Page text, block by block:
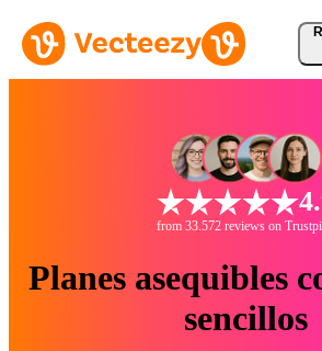
from 33.572 reviews on
Planes asequibles
sencillos